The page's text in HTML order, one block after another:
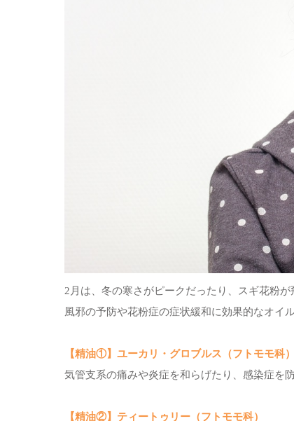
2月は、冬の寒さがピークだったり、スギ花粉
風邪の予防や花粉症の症状緩和に効果的なオイ
【精油①】ユーカリ・グロブルス（フトモモ科）
気管支系の痛みや炎症を和らげたり、感染症を
【精油②】ティートゥリー（フトモモ科）